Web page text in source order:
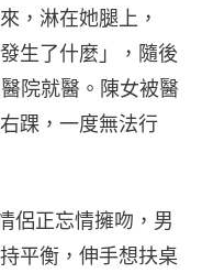
，淋在她腿上，
生了什麼」，隨後
院就醫。陳女被醫
踝，一度無法行
侶正忘情擁吻，男
平衡，伸手想扶桌